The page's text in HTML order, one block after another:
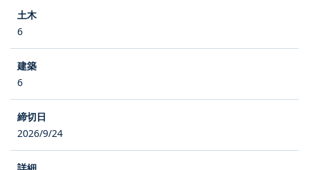
6
6
2026/9/24